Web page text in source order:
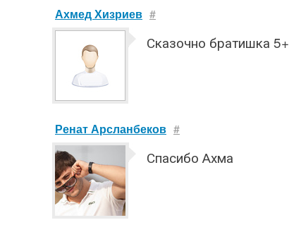
Ахмед Хизриев #
Сказочно братишка 5+
Ренат Арсланбеков #
Спасибо Ахма